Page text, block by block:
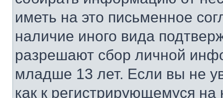
иметь на это письменное
наличие иного вида
разрешают сбор личной
младше 13 лет. Если вы не
как к регистрирующемуся